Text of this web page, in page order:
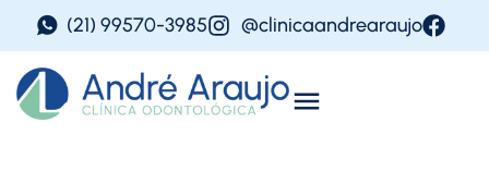
(21) 99570-3985 @clinicaandrearaujo